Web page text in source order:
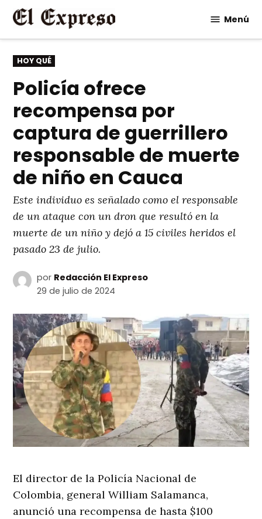
Saltar
contenido
Menú
PUBLICADO
EN
HOY QUÉ
Policía ofrece
recompensa por
captura de guerrillero
responsable de muerte
de niño en Cauca
Este individuo es señalado como el responsable
de un ataque con un dron que resultó en la
muerte de un niño y dejó a 15 civiles heridos el
pasado 23 de julio.
por Redacción El Expreso
29 de julio de 2024
El director de la Policía Nacional de
Colombia, general William Salamanca,
anunció una recompensa de hasta $100